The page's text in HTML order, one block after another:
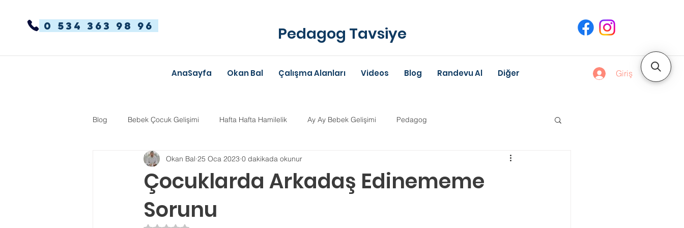
0 534 363 98 96 Pedagog Tavsiye
AnaSayfa Okan Bal Çalışma Alanları Videos Blog Randevu Al Diğer Giriş
Blog Bebek Çocuk Gelişimi Hafta Hafta Hamilelik Ay Ay Bebek Gelişimi Pedagog
Dikkat Dağınıklığı Hiperaktivite Anne-Baba Eğitimi
Çocuklarda Arkadaş Edinememe
Sorunu
Okan Bal 25 Oca 2023 0 dakikada okunur